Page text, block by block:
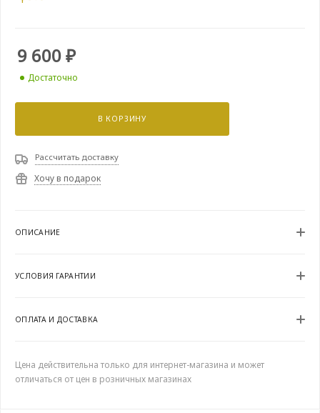
9 600₽
Достаточно
В КОРЗИНУ
Рассчитать доставку
Хочу в подарок
ОПИСАНИЕ
УСЛОВИЯ ГАРАНТИИ
ОПЛАТА И ДОСТАВКА
Цена действительна только для интернет-магазина и может
отличаться от цен в розничных магазинах